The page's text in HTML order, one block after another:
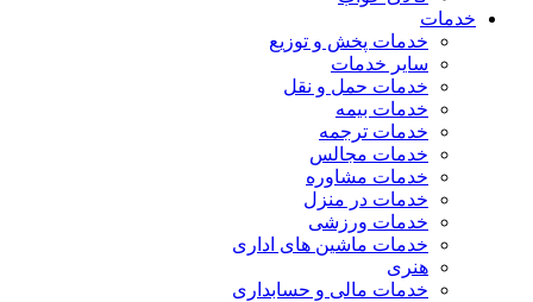
خدمات
خدمات پخش و توزیع
سایر خدمات
خدمات حمل و نقل
خدمات بیمه
خدمات ترجمه
خدمات مجالس
خدمات مشاوره
خدمات در منزل
خدمات ورزشی
خدمات ماشین های اداری
هنری
خدمات مالی و حسابداری